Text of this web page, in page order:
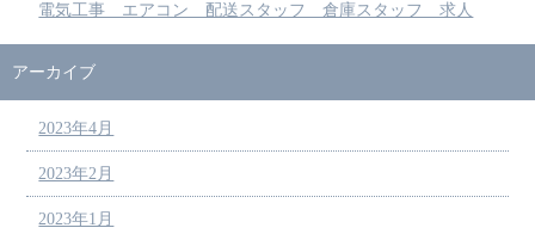
電気工事 エアコン 配送スタッフ 倉庫スタッフ 求人
アーカイブ
2023年4月
2023年2月
2023年1月